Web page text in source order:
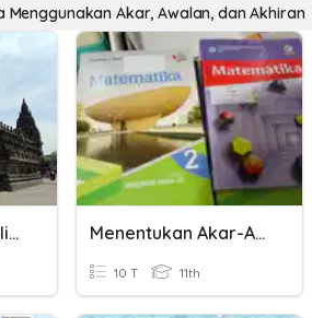
Menggunakan Akar, Awalan, dan Akhiran
Akar Akar Nasionalisme Dan Akar Demokrasi Di Indonesia Menentukan Akar-Akar Pers Kuadrat 1
10 T 11th